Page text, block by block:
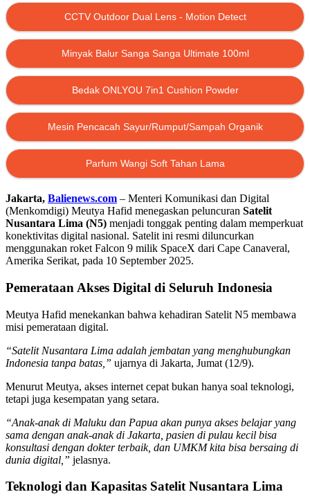
CCTV Outdoor Dual Lens - Motion Detect
Minyak Balur Sanga Sanga Ultimate 100ml
Bedak ONLYOU 7in1 Cushion Powder
Mesin Pencacah Sayur/Rumput/Sampah Organik
Parfum Wangi Soft Tahan Lama
Jakarta, Balienews.com – Menteri Komunikasi dan Digital
(Menkomdigi) Meutya Hafid menegaskan peluncuran Satelit
Nusantara Lima (N5) menjadi tonggak penting dalam memperkuat
konektivitas digital nasional. Satelit ini resmi diluncurkan
menggunakan roket Falcon 9 milik SpaceX dari Cape Canaveral,
Amerika Serikat, pada 10 September 2025.
Pemerataan Akses Digital di Seluruh Indonesia
Meutya Hafid menekankan bahwa kehadiran Satelit N5 membawa
misi pemerataan digital.
“Satelit Nusantara Lima adalah jembatan yang menghubungkan
Indonesia tanpa batas,” ujarnya di Jakarta, Jumat (12/9).
Menurut Meutya, akses internet cepat bukan hanya soal teknologi,
tetapi juga kesempatan yang setara.
“Anak-anak di Maluku dan Papua akan punya akses belajar yang
sama dengan anak-anak di Jakarta, pasien di pulau kecil bisa
konsultasi dengan dokter terbaik, dan UMKM kita bisa bersaing di
dunia digital,” jelasnya.
Teknologi dan Kapasitas Satelit Nusantara Lima